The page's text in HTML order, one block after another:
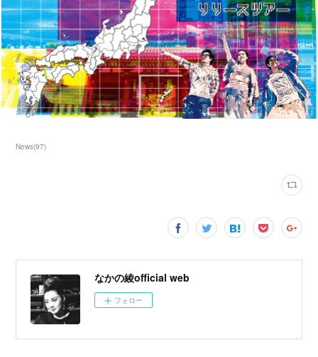
News(97)
なかの綾official web
フォロー